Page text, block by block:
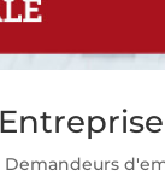
Demandeurs